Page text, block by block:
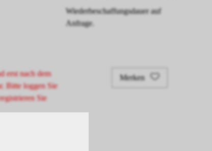
Wiederbeschaffungsdauer auf
Anfrage.
erst nach dem
Bitte loggen Sie
Sie
Merken